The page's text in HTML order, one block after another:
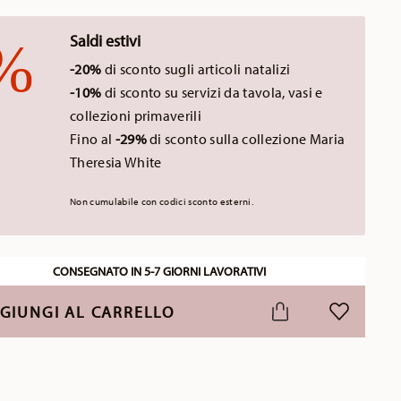
Saldi estivi
-20% di sconto sugli articoli natalizi
-10% di sconto su servizi da tavola, vasi e
collezioni primaverili
Fino al -29%di sconto sulla collezione Maria
Theresia White
Non cumulabile con codici sconto esterni.
CONSEGNATO IN 5-7 GIORNI LAVORATIVI
AL CARRELLO LISTA